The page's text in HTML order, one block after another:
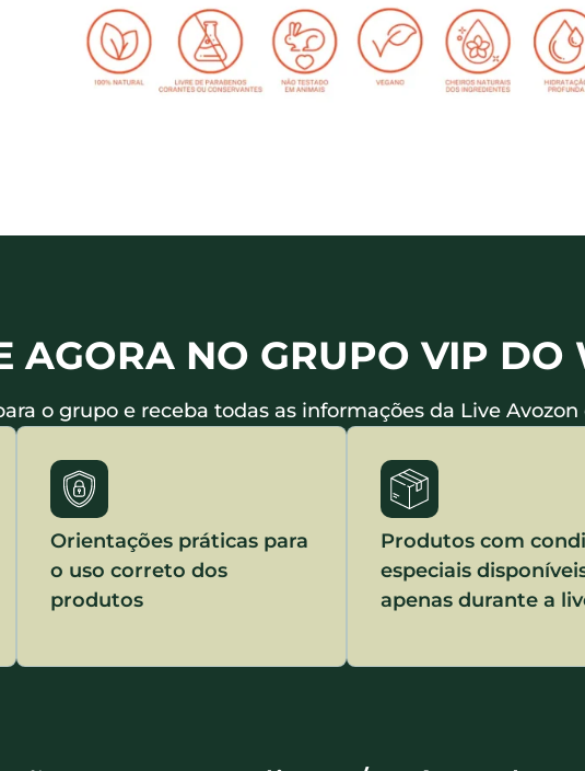
AGORA NO GRUPO VIP DO
o grupo e receba todas as informações da Live
Orientações práticas para
o uso correto dos
produtos
Produtos com
especiais
apenas durante a